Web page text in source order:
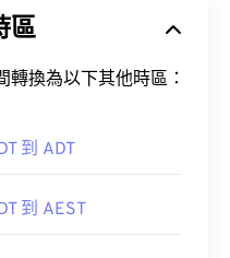
區
轉換為以下其他時區：
到 ADT
到 AEST